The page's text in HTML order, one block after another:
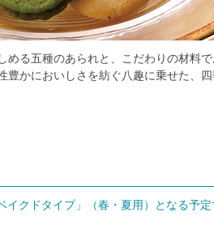
る五種のあられと、こだわりの材料
かにおいしさを紡ぐ八趣に乗せた、四
クドタイプ」（春・夏用）となる予定